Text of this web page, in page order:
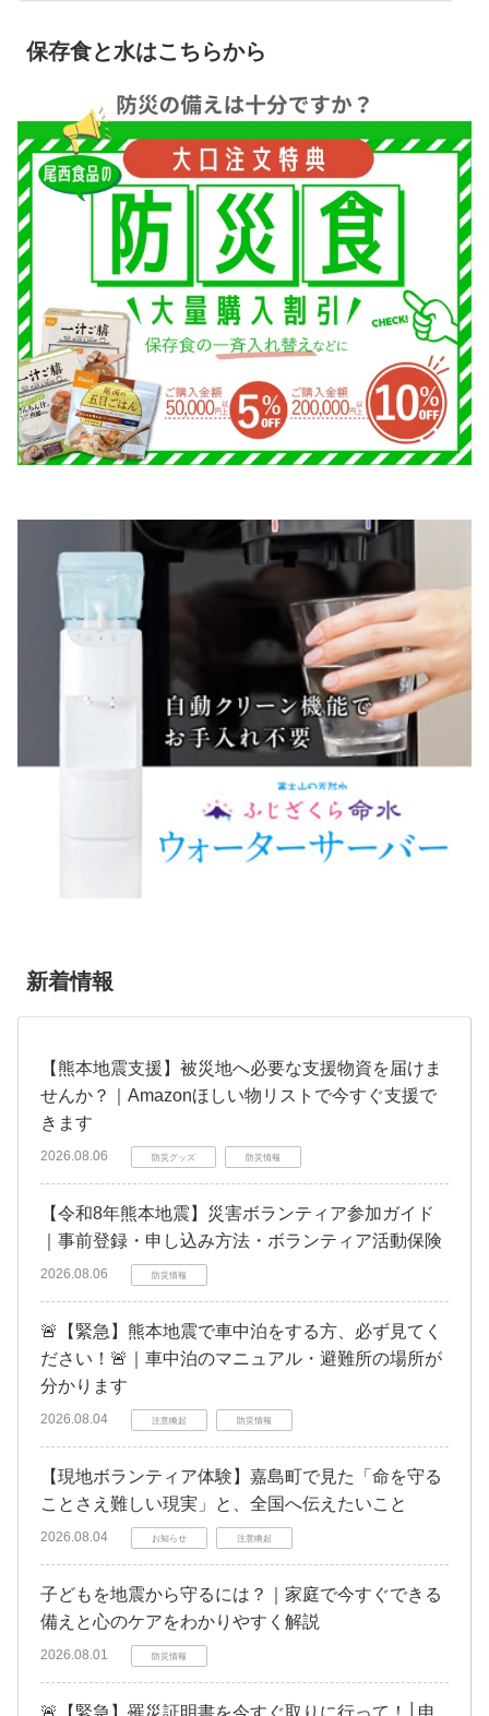
保存食と水はこちらから
新着情報
【熊本地震支援】被災地へ必要な支援物資を届けま
せんか？｜Amazonほしい物リストで今すぐ支援で
きます
2026.08.06 防災グッズ 防災情報
【令和8年熊本地震】災害ボランティア参加ガイド
｜事前登録・申し込み方法・ボランティア活動保険
2026.08.06 防災情報
🚨【緊急】熊本地震で車中泊をする方、必ず見てく
ださい！🚨｜車中泊のマニュアル・避難所の場所が
分かります
2026.08.04 注意喚起 防災情報
【現地ボランティア体験】嘉島町で見た「命を守る
ことさえ難しい現実」と、全国へ伝えたいこと
2026.08.04 お知らせ 注意喚起
子どもを地震から守るには？｜家庭で今すぐできる
備えと心のケアをわかりやすく解説
2026.08.01 防災情報